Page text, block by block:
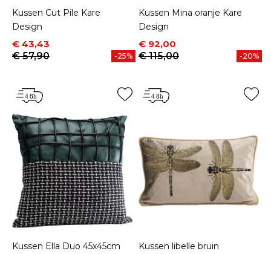
Kussen Cut Pile Kare
Design
Prijs
€ 43,43
Normale prijs
€ 57,90
-25%
Kussen Mina oranje Kare
Design
Prijs
€ 92,00
Normale prijs
€ 115,00
-20%
Kussen Ella Duo 45x45cm
Kussen libelle bruin